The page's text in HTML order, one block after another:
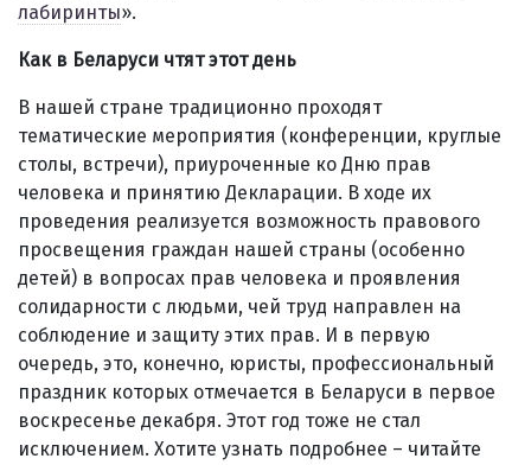
лабиринты».
Как в Беларуси чтят этот день
В нашей стране традиционно проходят
тематические мероприятия (конференции, круглые
столы, встречи), приуроченные ко Дню прав
человека и принятию Декларации. В ходе их
проведения реализуется возможность правового
просвещения граждан нашей страны (особенно
детей) в вопросах прав человека и проявления
солидарности с людьми, чей труд направлен на
соблюдение и защиту этих прав. И в первую
очередь, это, конечно, юристы, профессиональный
праздник которых отмечается в Беларуси в первое
воскресенье декабря. Этот год тоже не стал
исключением. Хотите узнать подробнее – читайте